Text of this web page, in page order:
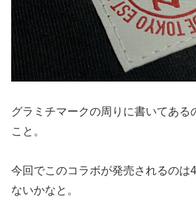
グラミチマークの周りに書いてある
こと。
今回でこのコラボが発売されるのは
ないかなと。